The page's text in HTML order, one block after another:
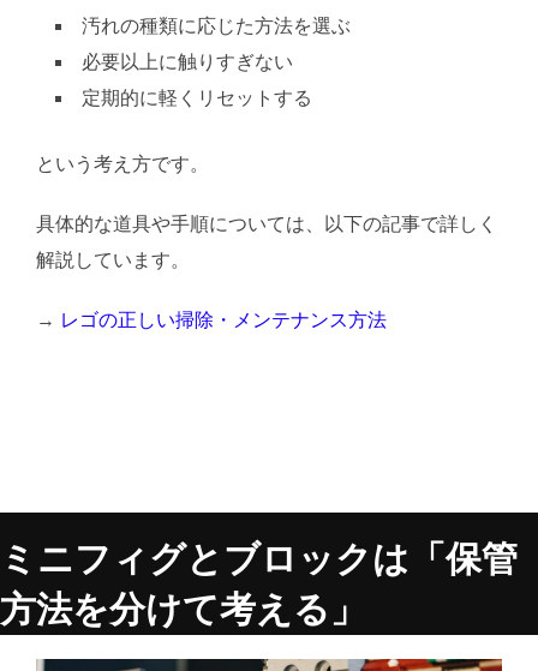
汚れの種類に応じた方法を選ぶ
必要以上に触りすぎない
定期的に軽くリセットする
という考え方です。
具体的な道具や手順については、以下の記事で詳しく
解説しています。
→ レゴの正しい掃除・メンテナンス方法
ミニフィグとブロックは「保管
方法を分けて考える」